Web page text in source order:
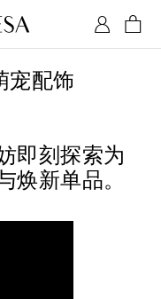
宠配饰
即刻探索为
焕新单品。